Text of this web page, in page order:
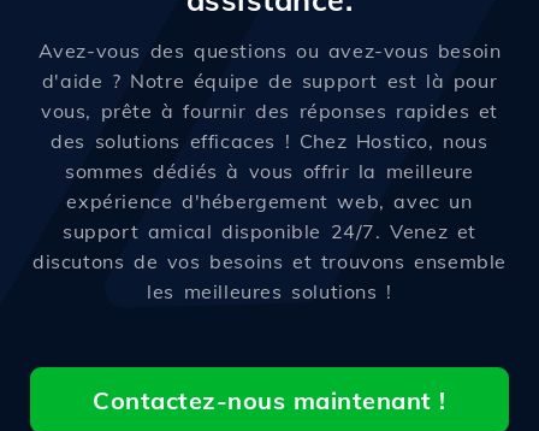
Avez-vous des questions ou avez-vous besoin
d'aide ? Notre équipe de support est là pour
vous, prête à fournir des réponses rapides et
des solutions efficaces ! Chez Hostico, nous
sommes dédiés à vous offrir la meilleure
expérience d'hébergement web, avec un
support amical disponible 24/7. Venez et
discutons de vos besoins et trouvons ensemble
les meilleures solutions !
Contactez-nous maintenant !